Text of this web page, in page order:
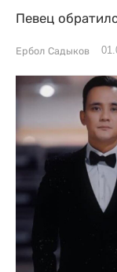
Певец
Ербол Садыков